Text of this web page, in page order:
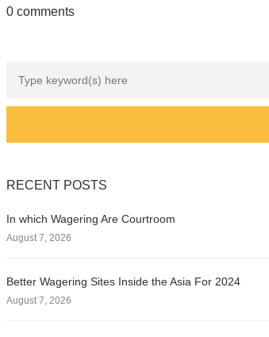
0 comments
RECENT POSTS
In which Wagering Are Courtroom
August 7, 2026
Better Wagering Sites Inside the Asia For 2024
August 7, 2026